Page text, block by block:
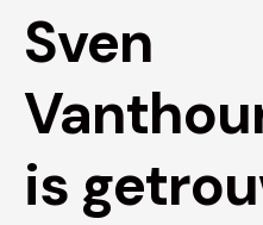
Sven
is